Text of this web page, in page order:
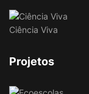
Ciência Viva
Projetos